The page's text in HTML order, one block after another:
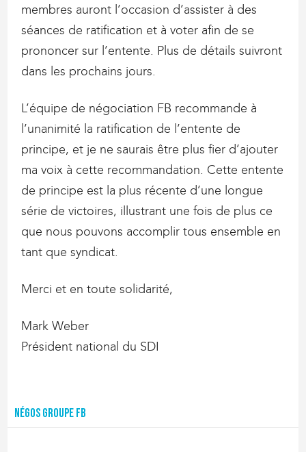
membres auront l’occasion d’assister à des
séances de ratification et à voter afin de se
prononcer sur l’entente. Plus de détails suivront
dans les prochains jours.
L’équipe de négociation FB recommande à
l’unanimité la ratification de l’entente de
principe, et je ne saurais être plus fier d’ajouter
ma voix à cette recommandation. Cette entente
de principe est la plus récente d’une longue
série de victoires, illustrant une fois de plus ce
que nous pouvons accomplir tous ensemble en
tant que syndicat.
Merci et en toute solidarité,
Mark Weber
Président national du SDI
Négos groupe FB